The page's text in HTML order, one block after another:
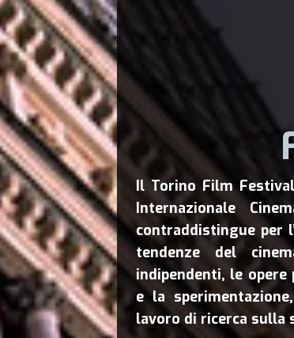
Il Torino Film
Internazionale
contraddistingue per
tendenze del
indipendenti, le opere
e la
lavoro di ricerca sulla